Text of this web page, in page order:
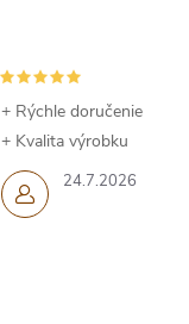
24.7.2026
+ Rýchle doručenie
+ Kvalita výrobku